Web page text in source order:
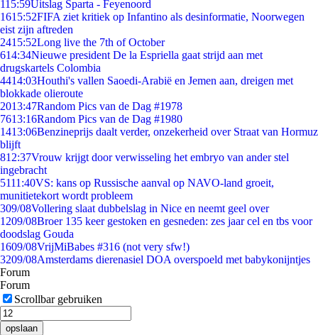
115:59Uitslag Sparta - Feyenoord
1615:52FIFA ziet kritiek op Infantino als desinformatie, Noorwegen
eist zijn aftreden
2415:52Long live the 7th of October
614:34Nieuwe president De la Espriella gaat strijd aan met
drugskartels Colombia
4414:03Houthi's vallen Saoedi-Arabië en Jemen aan, dreigen met
blokkade olieroute
2013:47Random Pics van de Dag #1978
7613:16Random Pics van de Dag #1980
1413:06Benzineprijs daalt verder, onzekerheid over Straat van Hormuz
blijft
812:37Vrouw krijgt door verwisseling het embryo van ander stel
ingebracht
5111:40VS: kans op Russische aanval op NAVO-land groeit,
munitietekort wordt probleem
309/08Vollering slaat dubbelslag in Nice en neemt geel over
1209/08Broer 135 keer gestoken en gesneden: zes jaar cel en tbs voor
doodslag Gouda
1609/08VrijMiBabes #316 (not very sfw!)
3209/08Amsterdams dierenasiel DOA overspoeld met babykonijntjes
Forum
Forum
Scrollbar gebruiken
opslaan